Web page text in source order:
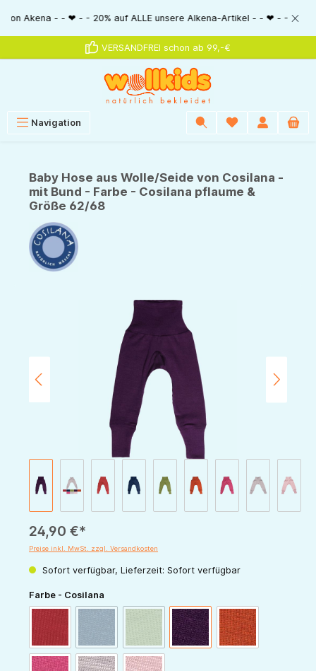
springen
- - ❤ - - 20% auf ALLE unsere Alkena-Artikel - - ❤ - - 20%
VERSANDFREI schon ab 99,-€
Navigation
Baby Hose aus Wolle/Seide von Cosilana -
mit Bund - Farbe - Cosilana pflaume &
Größe 62/68
Bildergalerie überspringen
24,90 €*
Preise inkl. MwSt. zzgl. Versandkosten
Sofort verfügbar, Lieferzeit: Sofort verfügbar
Farbe - Cosilana
(Diese Option ist zurzeit nicht verfügbar.)
(Diese Option ist zurzeit nicht verfügbar.)
pflaume orange